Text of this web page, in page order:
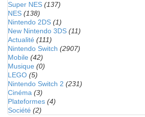
Super NES (137)
NES (138)
Nintendo 2DS (1)
New Nintendo 3DS (11)
Actualité (111)
Nintendo Switch (2907)
Mobile (42)
Musique (0)
LEGO (5)
Nintendo Switch 2 (231)
Cinéma (3)
Plateformes (4)
Société (2)